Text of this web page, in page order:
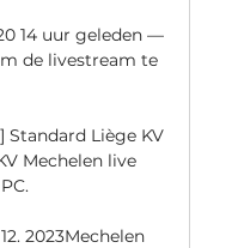
14 uur geleden —
de livestream te
Standard Liège KV
Mechelen live
2023Mechelen